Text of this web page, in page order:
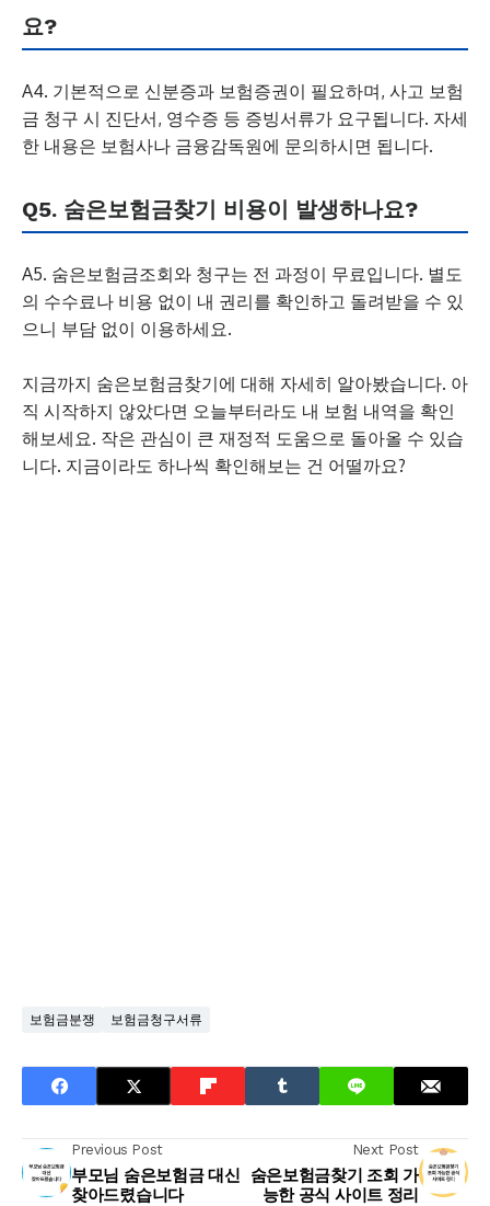
요?
A4. 기본적으로 신분증과 보험증권이 필요하며, 사고 보험
금 청구 시 진단서, 영수증 등 증빙서류가 요구됩니다. 자세
한 내용은 보험사나 금융감독원에 문의하시면 됩니다.
Q5. 숨은보험금찾기 비용이 발생하나요?
A5. 숨은보험금조회와 청구는 전 과정이 무료입니다. 별도
의 수수료나 비용 없이 내 권리를 확인하고 돌려받을 수 있
으니 부담 없이 이용하세요.
지금까지 숨은보험금찾기에 대해 자세히 알아봤습니다. 아
직 시작하지 않았다면 오늘부터라도 내 보험 내역을 확인
해보세요. 작은 관심이 큰 재정적 도움으로 돌아올 수 있습
니다. 지금이라도 하나씩 확인해보는 건 어떨까요?
보험금분쟁 보험금청구서류
Previous Post
부모님 숨은보험금 대신
찾아드렸습니다
Next Post
숨은보험금찾기 조회 가
능한 공식 사이트 정리